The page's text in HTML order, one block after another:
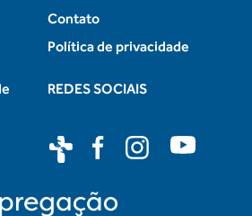
Contato
Política de privacidade
REDES SOCIAIS